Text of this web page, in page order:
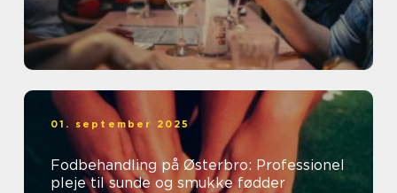
01. september 2025
Fodbehandling på Østerbro: Professionel
pleje til sunde og smukke fødder